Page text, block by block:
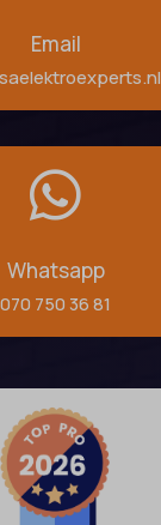
Email

Whatsapp
070 750 36 81